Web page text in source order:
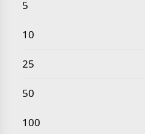
5
10
25
50
100